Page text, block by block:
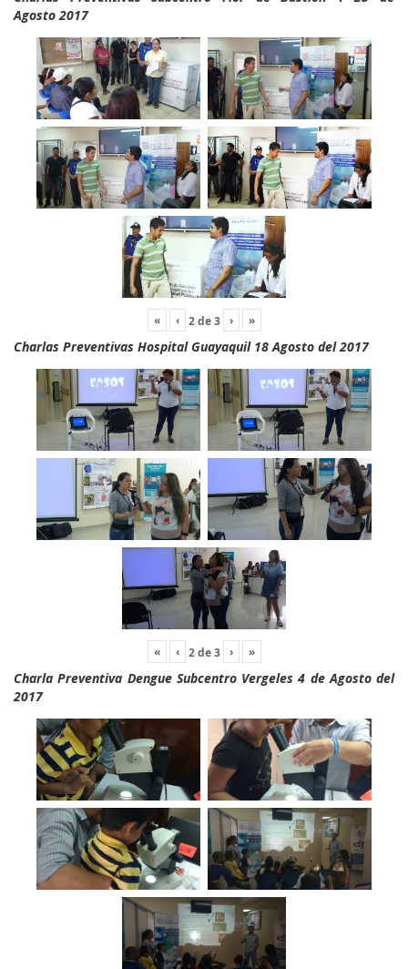
Agosto 2017
« ‹ 2de3 › »
Charlas Preventivas Hospital Guayaquil 18 Agosto del 2017
« ‹ 2de3 › »
Charla Preventiva Dengue Subcentro Vergeles 4 de Agosto del
2017